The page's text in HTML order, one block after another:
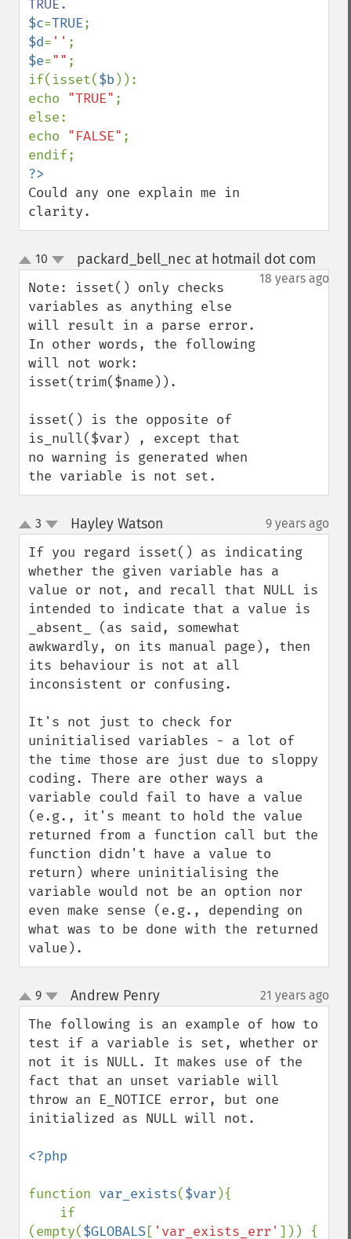
$c=TRUE
$d= ''
$e="" ;
if(isset($b)):
echo "TRUE" ;
else:
echo "FALSE" ;
Could any one explain me in
clarity.
up
down
10 packard_bell_nec at hotmail dot com
18 years ago
Note: isset() only checks
variables as anything else
will result in a parse error.
In other words, the following
will not work:
isset(trim($name)).
isset() is the opposite of
is_null($var) , except that
no warning is generated when
the variable is not set.
up
down
3 Hayley Watson 9 years ago
If you regard isset() as indicating
whether the given variable has a
value or not, and recall that NULL is
intended to indicate that a value is
_absent_ (as said, somewhat
awkwardly, on its manual page), then
its behaviour is not at all
inconsistent or confusing.
It's not just to check for
uninitialised variables - a lot of
the time those are just due to sloppy
coding. There are other ways a
variable could fail to have a value
(e.g., it's meant to hold the value
returned from a function call but the
function didn't have a value to
return) where uninitialising the
variable would not be an option nor
even make sense (e.g., depending on
what was to be done with the returned
value).
up
down
9 Andrew Penry¶ 21 years ago
The following is an example of how to
test if a variable is set, whether or
not it is NULL. It makes use of the
fact that an unset variable will
throw an E_NOTICE error, but one
initialized as NULL will not.
<?php
function var_exists($var ){
(empty($GLOBALS[ 'var_exists_err' ])) {